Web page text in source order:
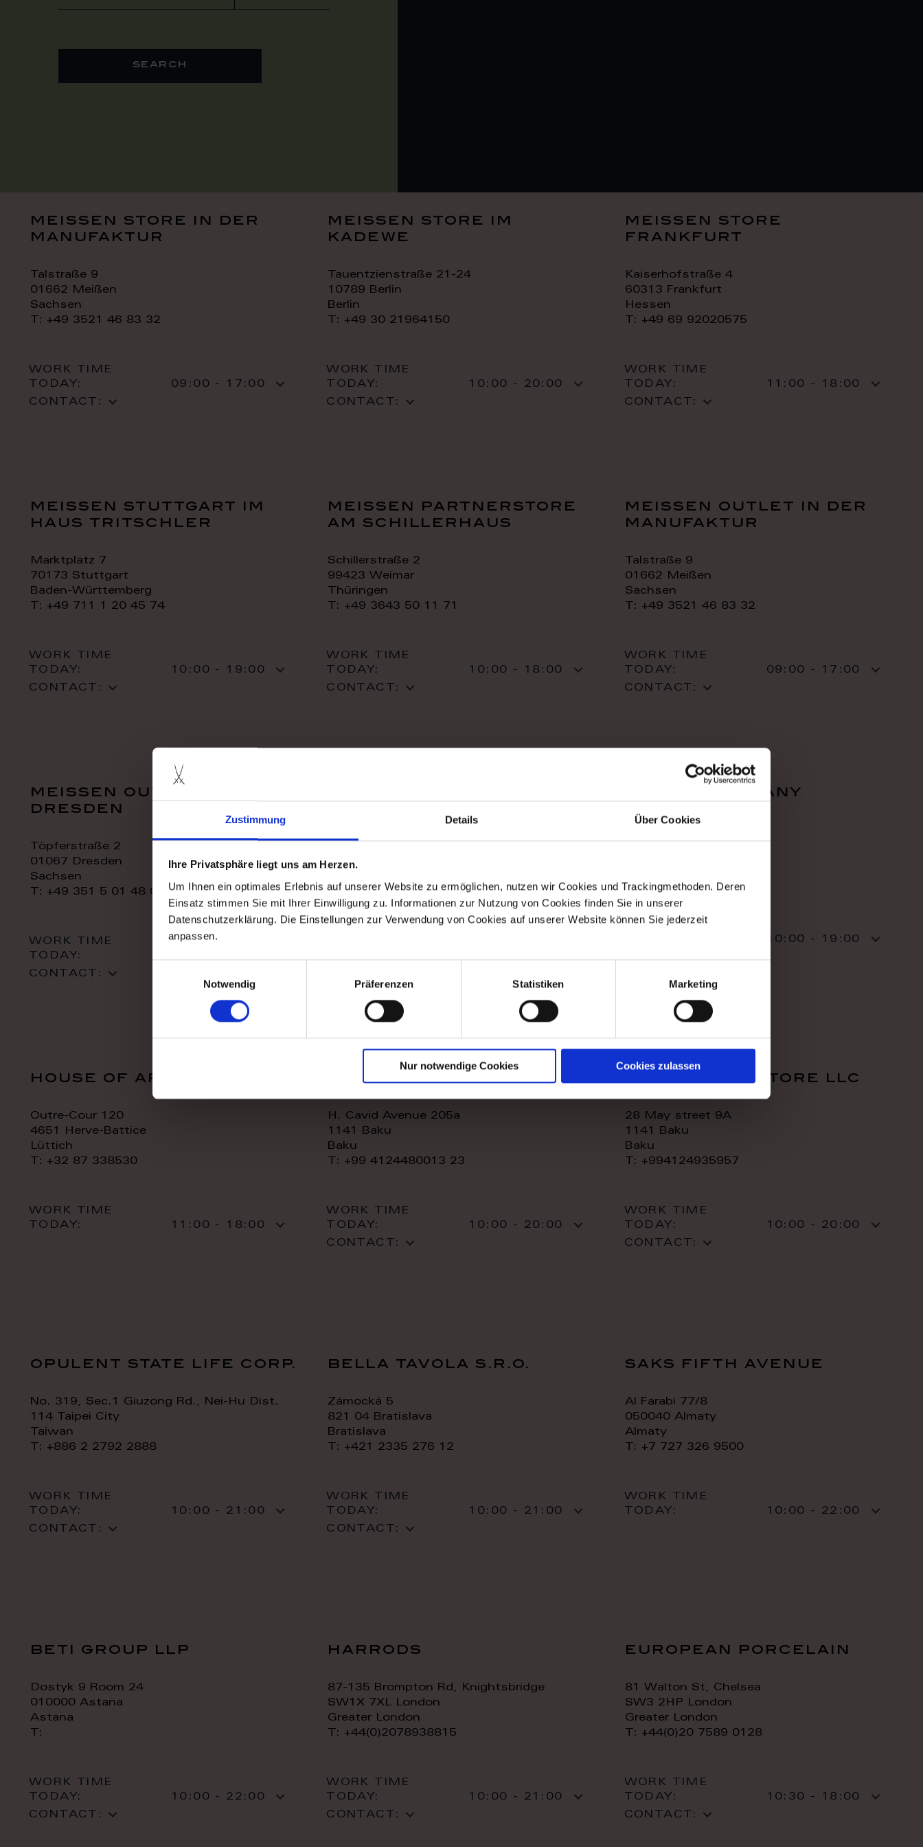
Zustimmung Details Über Cookies
Ihre Privatsphäre liegt uns am Herzen.
Um Ihnen ein optimales Erlebnis auf unserer Website zu ermöglichen, nutzen wir Cookies und Trackingmethoden. Deren
Einsatz stimmen Sie mit Ihrer Einwilligung zu. Informationen zur Nutzung von Cookies finden Sie in unserer
Datenschutzerklärung. Die Einstellungen zur Verwendung von Cookies auf unserer Website können Sie jederzeit
anpassen.
Notwendig
Präferenzen Statistiken Marketing
Nur notwendige Cookies Cookies zulassen
search
meissen store in der
manufaktur
Talstraße 9
01662 Meißen
Sachsen
T: +49 3521 46 83 32
WORK TIME
TODAY:
09:00 - 17:00
CONTACT:
meissen store im
kadewe
Tauentzienstraße 21-24
10789 Berlin
Berlin
T: +49 30 21964150
WORK TIME
TODAY:
10:00 - 20:00
CONTACT:
meissen store
frankfurt
Kaiserhofstraße 4
60313 Frankfurt
Hessen
T: +49 69 92020575
WORK TIME
TODAY:
11:00 - 18:00
CONTACT:
meissen stuttgart im
haus tritschler
Marktplatz 7
70173 Stuttgart
Baden-Württemberg
T: +49 711 1 20 45 74
WORK TIME
TODAY:
10:00 - 19:00
CONTACT:
meissen partnerstore
am schillerhaus
Schillerstraße 2
99423 Weimar
Thüringen
T: +49 3643 50 11 71
WORK TIME
TODAY:
10:00 - 18:00
CONTACT:
meissen outlet in der
manufaktur
Talstraße 9
01662 Meißen
Sachsen
T: +49 3521 46 83 32
WORK TIME
TODAY:
09:00 - 17:00
CONTACT:
meissen outlet
dresden
Töpferstraße 2
01067 Dresden
Sachsen
T: +49 351 5 01 48 06
WORK TIME
TODAY:
CONTACT:
Kiev
WORK TIME
CONTACT:
falcon company
WORK TIME
10:00 - 19:00
CONTACT:
house of art
Outre-Cour 120
4651 Herve-Battice
Lüttich
T: +32 87 338530
WORK TIME
TODAY:
11:00 - 18:00
royal home store llc
H. Cavid Avenue 205a
1141 Baku
Baku
T: +99 4124480013 23
WORK TIME
TODAY:
10:00 - 20:00
CONTACT:
royal home store llc
28 May street 9A
1141 Baku
Baku
T: +994124935957
WORK TIME
TODAY:
10:00 - 20:00
CONTACT:
opulent state life corp.
No. 319, Sec.1 Giuzong Rd., Nei-Hu Dist.
114 Taipei City
Taiwan
T: +886 2 2792 2888
WORK TIME
TODAY:
10:00 - 21:00
CONTACT:
bella tavola s.r.o.
Zámocká 5
821 04 Bratislava
Bratislava
T: +421 2335 276 12
WORK TIME
TODAY:
10:00 - 21:00
CONTACT:
saks fifth avenue
Al Farabi 77/8
050040 Almaty
Almaty
T: +7 727 326 9500
WORK TIME
TODAY:
10:00 - 22:00
beti group llp
Dostyk 9 Room 24
010000 Astana
Astana
T:
WORK TIME
TODAY:
10:00 - 22:00
CONTACT:
harrods
87-135 Brompton Rd, Knightsbridge
SW1X 7XL London
Greater London
T: +44(0)2078938815
WORK TIME
TODAY:
10:00 - 21:00
CONTACT:
european porcelain
81 Walton St, Chelsea
SW3 2HP London
Greater London
T: +44(0)20 7589 0128
WORK TIME
TODAY:
10:30 - 18:00
CONTACT: